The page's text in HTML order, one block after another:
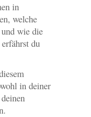
in
welche
wie die
du
in deiner